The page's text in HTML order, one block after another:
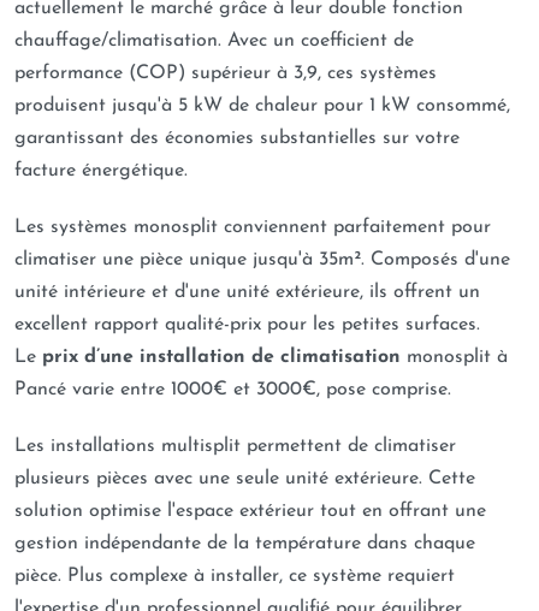
actuellement le marché grâce à leur double fonction
chauffage/climatisation. Avec un coefficient de
performance (COP) supérieur à 3,9, ces systèmes
produisent jusqu'à 5 kW de chaleur pour 1 kW consommé,
garantissant des économies substantielles sur votre
facture énergétique.
Les systèmes monosplit conviennent parfaitement pour
climatiser une pièce unique jusqu'à 35m². Composés d'une
unité intérieure et d'une unité extérieure, ils offrent un
excellent rapport qualité-prix pour les petites surfaces.
Le prix d’une installation de climatisation monosplit à
Pancé varie entre 1000€ et 3000€, pose comprise.
Les installations multisplit permettent de climatiser
plusieurs pièces avec une seule unité extérieure. Cette
solution optimise l'espace extérieur tout en offrant une
gestion indépendante de la température dans chaque
pièce. Plus complexe à installer, ce système requiert